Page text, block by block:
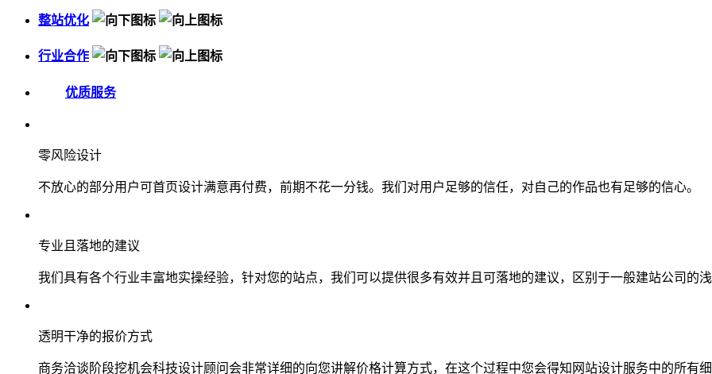
整站优化
行业合作
优质服务
零风险设计
不放心的部分用户可首页设计满意再付费，前期不花一分钱。我们对用户足够的信任，对自己的作品也有足够的信心。
专业且落地的建议
我们具有各个行业丰富地实操经验，针对您的站点，我们可以提供很多有效并且可落地的建议，区别于一般建站公司的
透明干净的报价方式
商务洽谈阶段挖机会科技设计顾问会非常详细的向您讲解价格计算方式，在这个过程中您会得知网站设计服务中的所有